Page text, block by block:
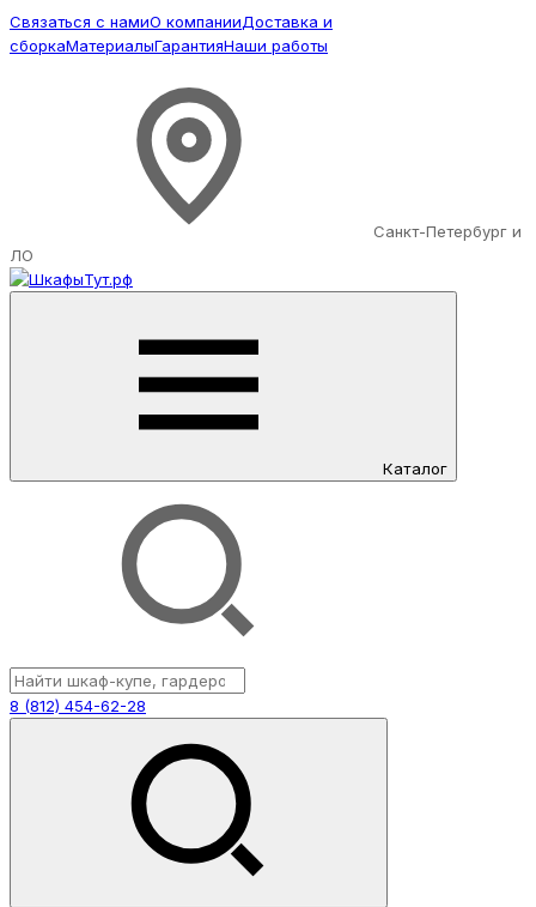
Связаться с намиО компанииДоставка и
сборкаМатериалыГарантияНаши работы
Санкт-Петербург и
ЛО
Каталог
8 (812) 454-62-28